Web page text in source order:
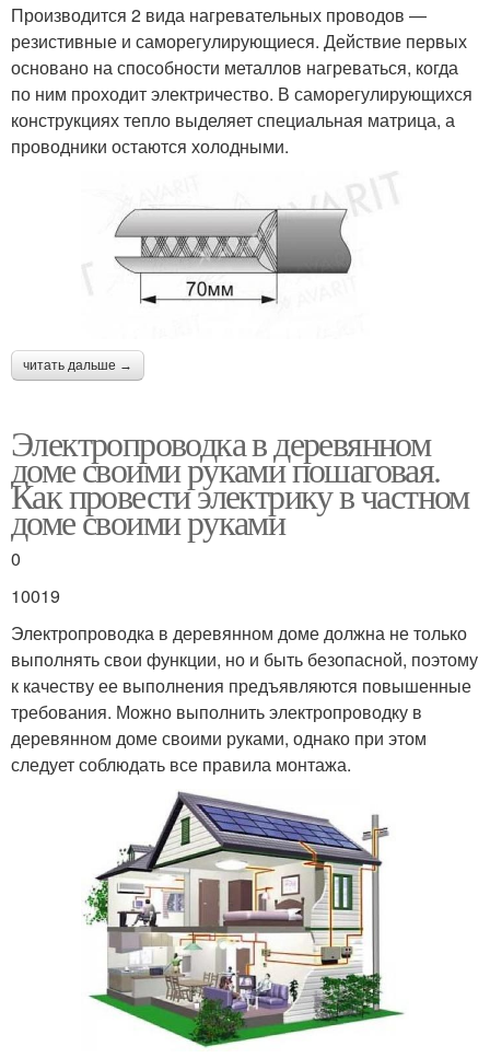
Производится 2 вида нагревательных проводов —
резистивные и саморегулирующиеся. Действие первых
основано на способности металлов нагреваться, когда
по ним проходит электричество. В саморегулирующихся
конструкциях тепло выделяет специальная матрица, а
проводники остаются холодными.
читать дальше →
Электропроводка в деревянном
доме своими руками пошаговая.
Как провести электрику в частном
доме своими руками
0
10019
Электропроводка в деревянном доме должна не только
выполнять свои функции, но и быть безопасной, поэтому
к качеству ее выполнения предъявляются повышенные
требования. Можно выполнить электропроводку в
деревянном доме своими руками, однако при этом
следует соблюдать все правила монтажа.